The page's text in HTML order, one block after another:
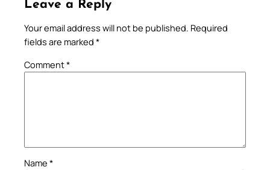
Leave a Reply
Your email address will not be published. Required
fields are marked *
Comment*
Name *